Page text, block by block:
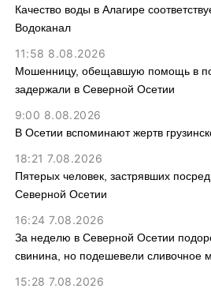
Качество воды в Алагире
Водоканал
11:58 8.08.2026
Мошенницу, обещавшую помощь в
задержали в Северной Осетии
9:00 8.08.2026
В Осетии вспоминают жертв
18:21 7.08.2026
Пятерых человек, застрявших
Северной Осетии
16:24 7.08.2026
За неделю в Северной Осетии
свинина, но подешевели сливочное
15:28 7.08.2026